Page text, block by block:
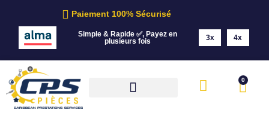
Simple & Rapide ✅, Payez en
plusieurs fois
3x 4x
Paiement 100% Sécurisé
0